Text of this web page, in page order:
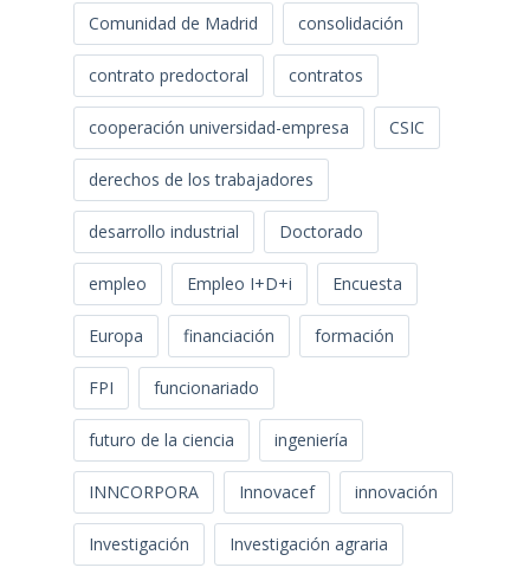
Comunidad de Madrid consolidación
contrato predoctoral contratos
cooperación universidad-empresa CSIC
derechos de los trabajadores
desarrollo industrial Doctorado
empleo Empleo I+D+i Encuesta
Europa financiación formación
FPI funcionariado
futuro de la ciencia ingeniería
INNCORPORA Innovacef innovación
Investigación Investigación agraria